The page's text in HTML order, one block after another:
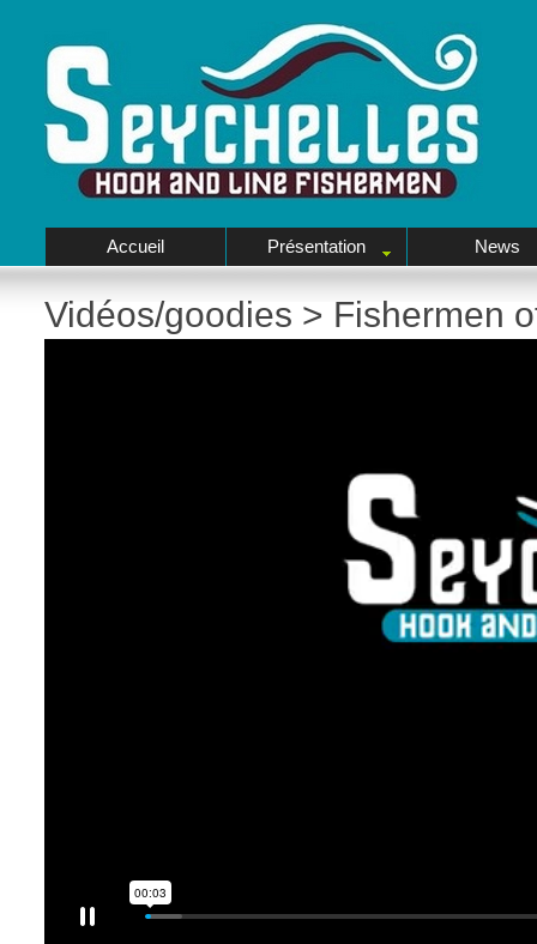
Accueil Présentation News
Vidéos/goodies > Fishermen